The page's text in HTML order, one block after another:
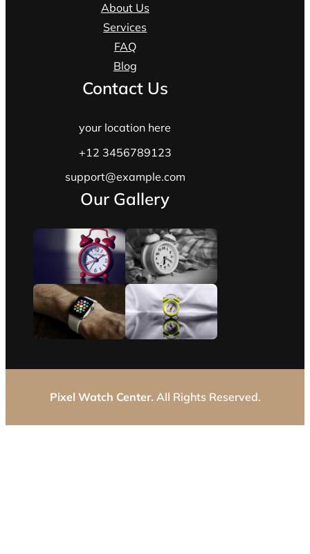
About Us
Services
FAQ
Blog
Contact Us
your location here
+12 3456789123
support@example.com
Our Gallery
Pixel Watch Center. All Rights Reserved.